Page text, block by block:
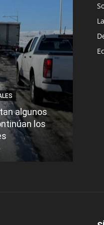
algunos
los